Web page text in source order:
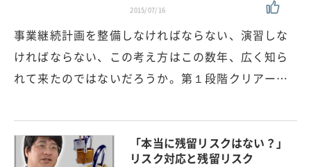
2015/07/16
事業継続計画を整備しなければならない、演習しな
ければならない、この考え方はこの数年、広く知ら
れて来たのではないだろうか。第１段階クリアー…
「本当に残留リスクはない？」
リスク対応と残留リスク